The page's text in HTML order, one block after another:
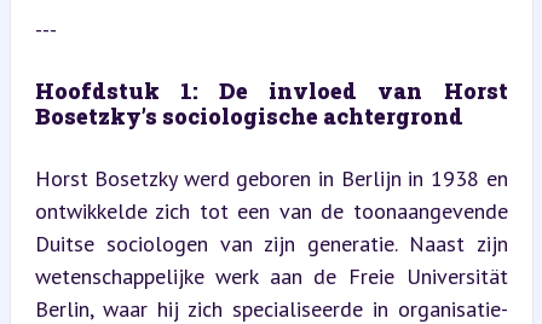
---
Hoofdstuk 1: De invloed van Horst
Bosetzky’s sociologische achtergrond
Horst Bosetzky werd geboren in Berlijn in 1938 en
ontwikkelde zich tot een van de toonaangevende
Duitse sociologen van zijn generatie. Naast zijn
wetenschappelijke werk aan de Freie Universität
Berlin, waar hij zich specialiseerde in organisatie-